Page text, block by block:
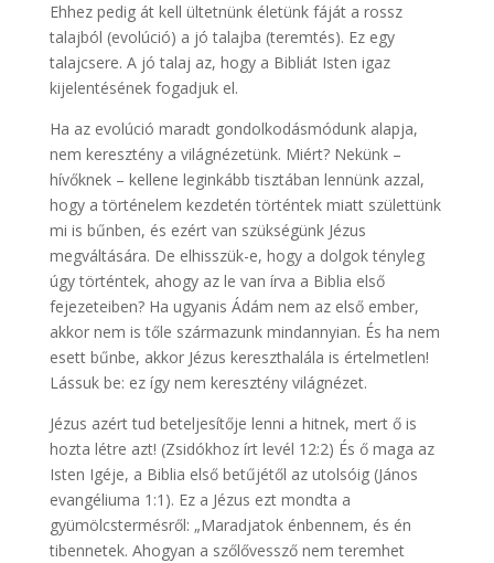
Ehhez pedig át kell ültetnünk életünk fáját a rossz
talajból (evolúció) a jó talajba (teremtés). Ez egy
talajcsere. A jó talaj az, hogy a Bibliát Isten igaz
kijelentésének fogadjuk el.
Ha az evolúció maradt gondolkodásmódunk alapja,
nem keresztény a világnézetünk. Miért? Nekünk –
hívőknek – kellene leginkább tisztában lennünk azzal,
hogy a történelem kezdetén történtek miatt születtünk
mi is bűnben, és ezért van szükségünk Jézus
megváltására. De elhisszük-e, hogy a dolgok tényleg
úgy történtek, ahogy az le van írva a Biblia első
fejezeteiben? Ha ugyanis Ádám nem az első ember,
akkor nem is tőle származunk mindannyian. És ha nem
esett bűnbe, akkor Jézus kereszthalála is értelmetlen!
Lássuk be: ez így nem keresztény világnézet.
Jézus azért tud beteljesítője lenni a hitnek, mert ő is
hozta létre azt! (Zsidókhoz írt levél 12:2) És ő maga az
Isten Igéje, a Biblia első betűjétől az utolsóig (János
evangéliuma 1:1). Ez a Jézus ezt mondta a
gyümölcstermésről: „Maradjatok énbennem, és én
tibennetek. Ahogyan a szőlővessző nem teremhet